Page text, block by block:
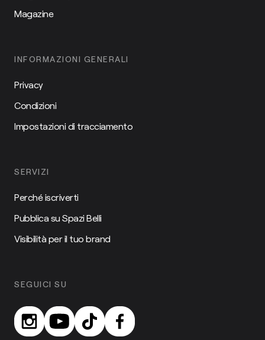
Magazine
INFORMAZIONI GENERALI
Privacy
Condizioni
Impostazioni di tracciamento
SERVIZI
Perché iscriverti
Pubblica su Spazi Belli
Visibilità per il tuo brand
SEGUICI SU